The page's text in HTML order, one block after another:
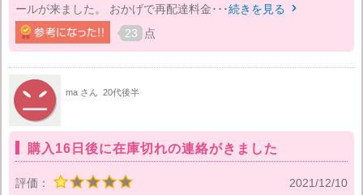
ールが来ました。 おかげで再配達料金･･･続きを見る 
23 点
ma さん 20代後半
購入16日後に在庫切れの連絡がきました
評価：
2021/12/10